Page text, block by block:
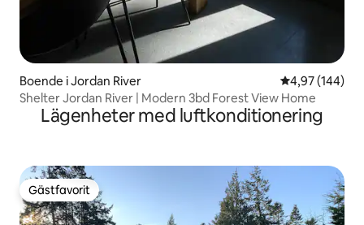
Boende i Jordan River 4,97 av 5 i
4,97 (144)
Shelter Jordan River | Modern 3bd Forest View Home
Lägenheter med luftkonditionering
Gästfavorit
Gästfavorit